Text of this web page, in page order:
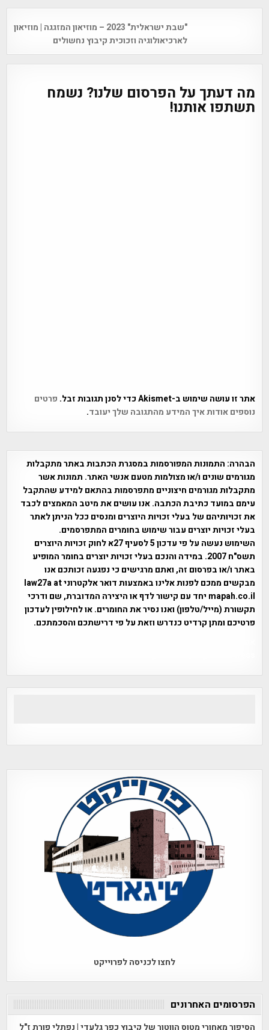
navigation
"שבת ישראלית" 2023 – מוזיאון המזגגה | מוזיאון
לארכיאולוגיה וזכוכית קיבוץ נחשולים
מה דעתך על הפרסום שלנו? נשמח
תשתפו אותנו!
אתר זו עושה שימוש ב-Akismet כדי לסנן תגובות זבל.
פרטים
נוספים אודות איך המידע מהתגובה שלך יעובד.
הבהרה: התמונות המפורסמות במסגרת הכתבות באתר מתקבלות
מגורמים שונים ו/או מצולמות מטעם אנשי האתר. תמונות אשר
מתקבלות מגורמים חיצוניים מתפרסמות בהתאם למידע שהתקבל
עימם במועד כתיבת הכתבה. אנו עושים את מיטב המאמצים לכבד
את זכויותיהם של בעלי זכויות היוצרים ומנסים ככל הניתן לאתר
בעלי זכויות יוצרים עבור שימוש בחומרים המתפרסמים.
השימוש נעשה על פי עדכון 5 לסעיף 27א לחוק זכויות היוצרים
תשס"ח 2007. במידה והנכם בעלי זכויות יוצרים בחומר המופיע
באתר ו/או בפרסום זה, ואתם מרגישים כי נפגעה זכותכם אנו
מבקשים ממכם לפנות אלינו באמצעות דואר אלקטרוני law27a at
mapah.co.il יחד עם קישור לדף או היצירה המדוברת, שם ודרכי
תקשורת (מייל/טלפון) ואנו נסיר את החומרים. או לחילופין לעדכון
פרטיכם ומתן קרדיט כנדרש וזאת על פי דרישתכם והסכמתכם.
לחצו לכניסה לפרוייקט
הפרסומים האחרונים